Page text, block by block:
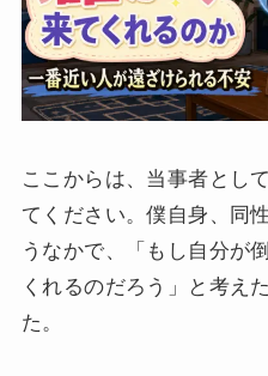
ここからは、当事者とし
てください。僕自身、同
うなかで、「もし自分が
くれるのだろう」と考え
た。